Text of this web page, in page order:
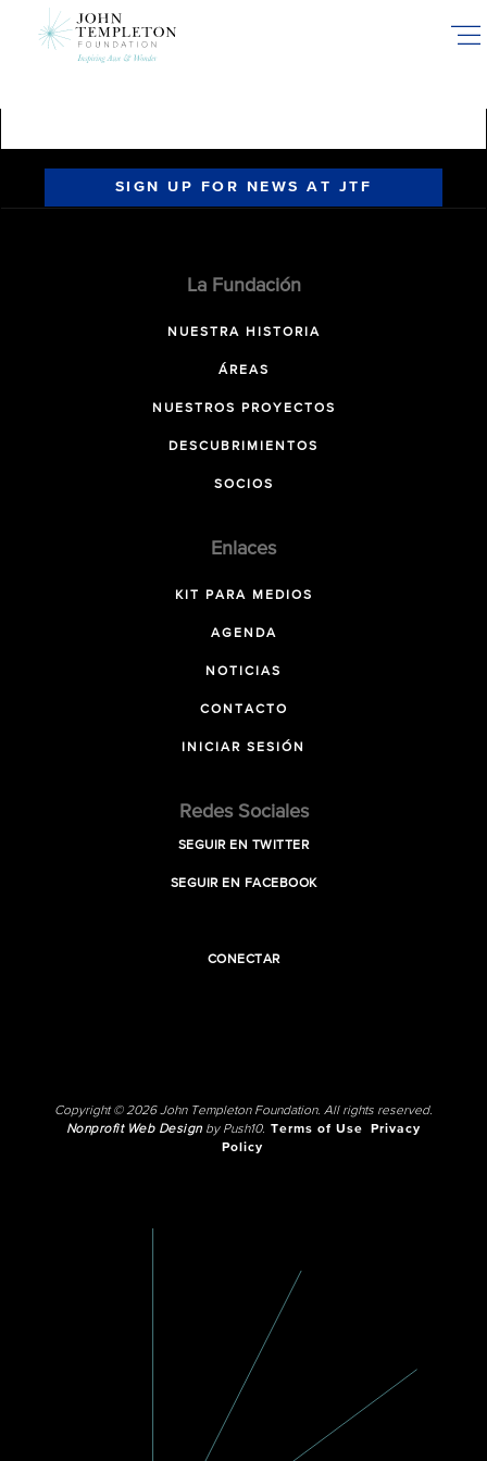
SIGN UP FOR NEWS AT JTF
La Fundación
NUESTRA HISTORIA
ÁREAS
NUESTROS PROYECTOS
DESCUBRIMIENTOS
SOCIOS
Enlaces
KIT PARA MEDIOS
AGENDA
NOTICIAS
CONTACTO
INICIAR SESIÓN
Redes Sociales
SEGUIR EN TWITTER
SEGUIR EN FACEBOOK
CONECTAR
Copyright © 2026 John Templeton Foundation. All rights reserved.
Nonprofit Web Designby Push10. Terms of Use
Privacy
Policy